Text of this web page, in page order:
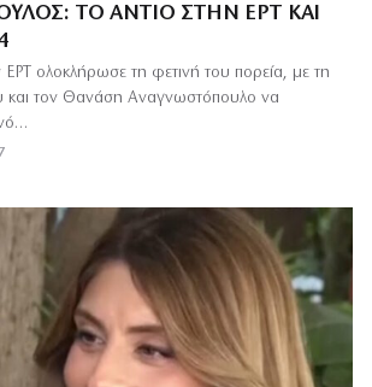
ΤΟ ΑΝΤΊΟ ΣΤΗΝ ΕΡΤ ΚΑΙ
ΕΡΤ ολοκλήρωσε τη φετινή του πορεία, με τη
και τον Θανάση Αναγνωστόπουλο να